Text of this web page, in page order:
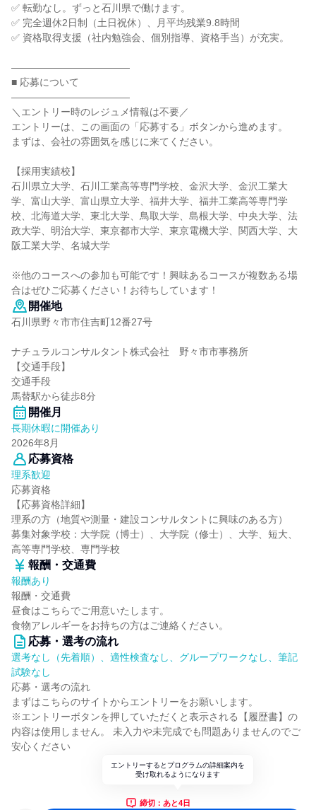
✅ 転勤なし。ずっと石川県で働けます。
✅ 完全週休2日制（土日祝休）、月平均残業9.8時間
✅ 資格取得支援（社内勉強会、個別指導、資格手当）が充実。
――――――――――――
■ 応募について
――――――――――――
＼エントリー時のレジュメ情報は不要／
エントリーは、この画面の「応募する」ボタンから進めます。
まずは、会社の雰囲気を感じに来てください。
【採用実績校】
石川県立大学、石川工業高等専門学校、金沢大学、金沢工業大
学、富山大学、富山県立大学、福井大学、福井工業高等専門学
校、北海道大学、東北大学、鳥取大学、島根大学、中央大学、法
政大学、明治大学、東京都市大学、東京電機大学、関西大学、大
阪工業大学、名城大学
※他のコースへの参加も可能です！興味あるコースが複数ある場
合はぜひご応募ください！お待ちしています！
開催地
石川県野々市市住吉町12番27号
ナチュラルコンサルタント株式会社 野々市市事務所
【交通手段】
交通手段
馬替駅から徒歩8分
開催月
長期休暇に開催あり
2026年8月
応募資格
理系歓迎
応募資格
【応募資格詳細】
理系の方（地質や測量・建設コンサルタントに興味のある方）
募集対象学校：大学院（博士）、大学院（修士）、大学、短大、
高等専門学校、専門学校
報酬・交通費
報酬あり
報酬・交通費
昼食はこちらでご用意いたします。
食物アレルギーをお持ちの方はご連絡ください。
応募・選考の流れ
選考なし（先着順）、適性検査なし、グループワークなし、筆記
試験なし
応募・選考の流れ
まずはこちらのサイトからエントリーをお願いします。
※エントリーボタンを押していただくと表示される【履歴書】の
内容は使用しません。 未入力や未完成でも問題ありませんのでご
安心ください
エントリーするとプログラムの詳細案内を
受け取れるようになります
締切：あと4日